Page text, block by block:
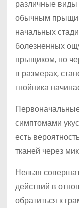
различные
обычным
начальных
болезненных
прыщиком, но
в размерах,
гнойника
симптомами
есть
тканей через
Нельзя
действий в
обратиться к